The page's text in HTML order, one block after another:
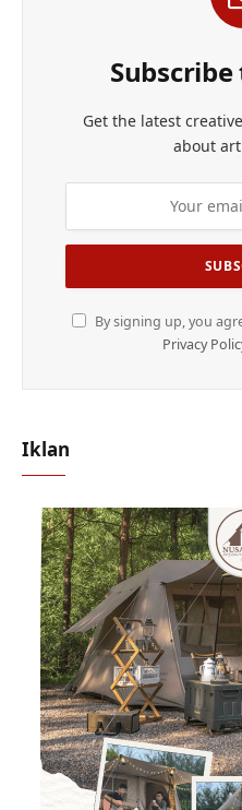
Get the latest
about
By signing up, you
Privacy
Iklan